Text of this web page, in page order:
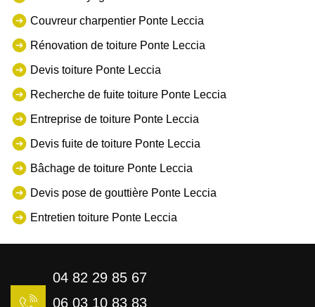
Couvreur charpentier Ponte Leccia
Rénovation de toiture Ponte Leccia
Devis toiture Ponte Leccia
Recherche de fuite toiture Ponte Leccia
Entreprise de toiture Ponte Leccia
Devis fuite de toiture Ponte Leccia
Bâchage de toiture Ponte Leccia
Devis pose de gouttière Ponte Leccia
Entretien toiture Ponte Leccia
04 82 29 85 67
06 03 10 83 83